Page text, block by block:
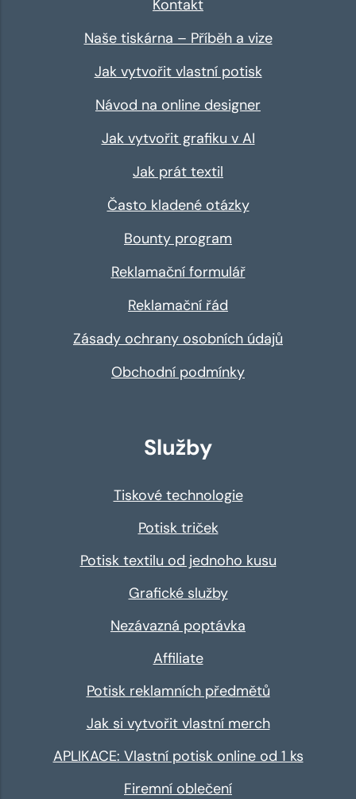
Kontakt
Naše tiskárna – Příběh a vize
Jak vytvořit vlastní potisk
Návod na online designer
Jak vytvořit grafiku v AI
Jak prát textil
Často kladené otázky
Bounty program
Reklamační formulář
Reklamační řád
Zásady ochrany osobních údajů
Obchodní podmínky
Služby
Tiskové technologie
Potisk triček
Potisk textilu od jednoho kusu
Grafické služby
Nezávazná poptávka
Affiliate
Potisk reklamních předmětů
Jak si vytvořit vlastní merch
APLIKACE: Vlastní potisk online od 1 ks
Firemní oblečení